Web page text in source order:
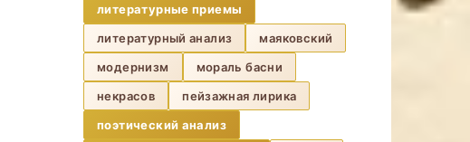
литературные приемы
литературный анализ
маяковский
модернизм
мораль басни
некрасов
пейзажная лирика
поэтический анализ